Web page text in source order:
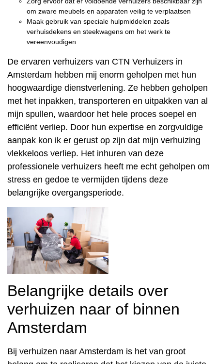
om zware meubels en apparaten veilig te verplaatsen
Maak gebruik van speciale hulpmiddelen zoals
verhuisdekens en steekwagens om het werk te
vereenvoudigen
De ervaren verhuizers van CTN Verhuizers in
Amsterdam hebben mij enorm geholpen met hun
hoogwaardige dienstverlening. Ze hebben geholpen
met het inpakken, transporteren en uitpakken van al
mijn spullen, waardoor het hele proces soepel en
efficiënt verliep. Door hun expertise en zorgvuldige
aanpak kon ik er gerust op zijn dat mijn verhuizing
vlekkeloos verliep. Het inhuren van deze
professionele verhuizers heeft me echt geholpen om
stress en gedoe te vermijden tijdens deze
belangrijke overgangsperiode.
Belangrijke details over
verhuizen naar of binnen
Amsterdam
Bij verhuizen naar Amsterdam is het van groot